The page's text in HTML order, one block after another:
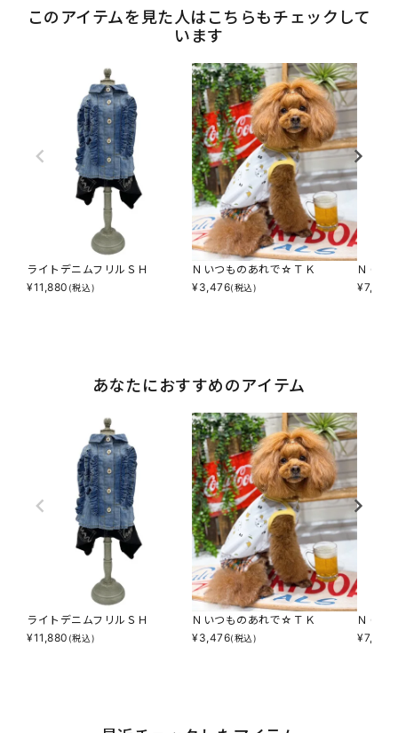
このアイテムを見た人はこちらもチェックして
います
ライトデニムフリルＳＨ
¥11,880 (税込)
Ｎいつものあれで☆ＴＫ
¥3,476(税込)
ＮＣ☆
¥7,590
あなたにおすすめのアイテム
ライトデニムフリルＳＨ
¥11,880 (税込)
Ｎいつものあれで☆ＴＫ
¥3,476(税込)
ＮＣ☆
¥7,590